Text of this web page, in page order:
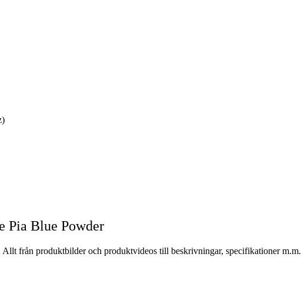
Pia Blue Powder
från produktbilder och produktvideos till beskrivningar, specifikationer m.m.